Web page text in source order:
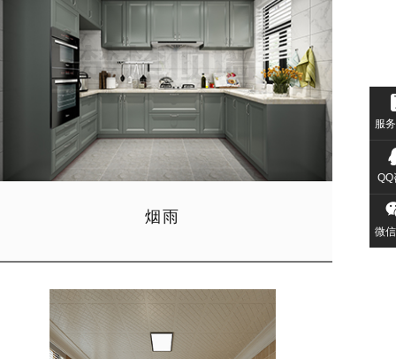
服
QQ
微
烟雨